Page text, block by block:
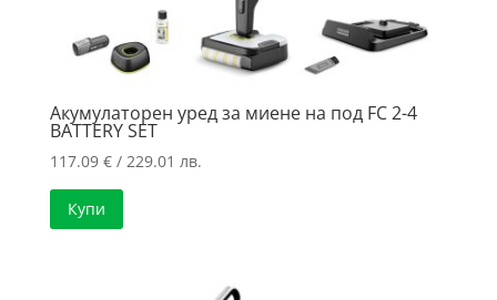
Акумулаторен уред за миене на под FC 2-4
BATTERY SET
117.09 €/ 229.01 лв.
Купи